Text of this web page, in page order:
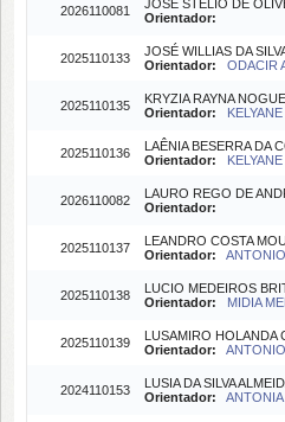
2026110081
JOSÉ STÉLIO DE
Orientador:
2025110133
JOSÉ WILLIAS DA
Orientador:
ODACIR
2025110135
KRYZIA RAYNA
Orientador:
2025110136
LAÊNIA BESERRA DA
Orientador:
2026110082
LAURO REGO DE
Orientador:
2025110137
LEANDRO COSTA
Orientador:
2025110138
LUCIO MEDEIROS
Orientador:
MIDIA
2025110139
LUSAMIRO HOLANDA
Orientador:
2024110153
LUSIA DA SILVA
Orientador: